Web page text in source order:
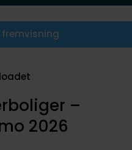
fremvisning
–
2026